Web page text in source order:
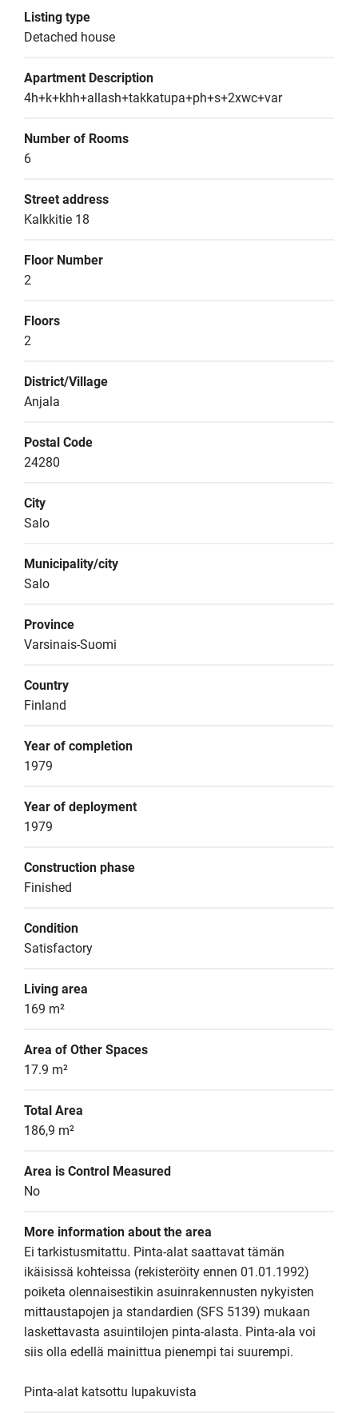
Listing type
Detached house
Apartment Description
4h+k+khh+allash+takkatupa+ph+s+2xwc+var
Number of Rooms
6
Street address
Kalkkitie 18
Floor Number
2
Floors
2
District/Village
Anjala
Postal Code
24280
City
Salo
Municipality/city
Salo
Province
Varsinais-Suomi
Country
Finland
Year of completion
1979
Year of deployment
1979
Construction phase
Finished
Condition
Satisfactory
Living area
169 m²
Area of Other Spaces
17.9 m²
Total Area
186,9 m²
Area is Control Measured
No
More information about the area
Ei tarkistusmitattu. Pinta-alat saattavat tämän
ikäisissä kohteissa (rekisteröity ennen 01.01.1992)
poiketa olennaisestikin asuinrakennusten nykyisten
mittaustapojen ja standardien (SFS 5139) mukaan
laskettavasta asuintilojen pinta-alasta. Pinta-ala voi
siis olla edellä mainittua pienempi tai suurempi.
Pinta-alat katsottu lupakuvista